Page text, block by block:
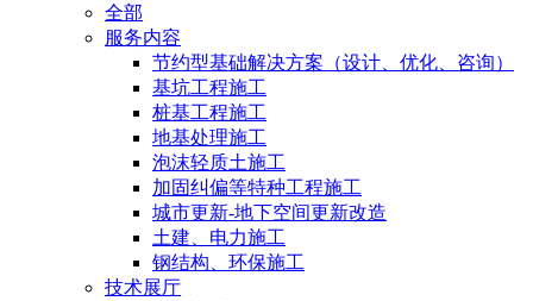
全部
服务内容
节约型基础解决方案（设计、优化、咨询）
基坑工程施工
桩基工程施工
地基处理施工
泡沫轻质土施工
加固纠偏等特种工程施工
城市更新-地下空间更新改造
土建、电力施工
钢结构、环保施工
技术展厅